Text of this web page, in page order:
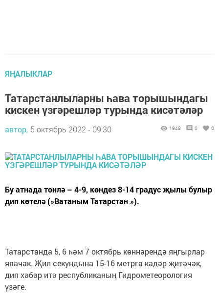
ЯҢАЛЫКЛАР
Татарстанлыларны һава торышындагы
кискен үзгәрешләр турында кисәтәләр
автор, 5 октябрь 2022 - 09:30 1948 0 0
Бу атнада төнлә – 4-9, көндез 8-14 градус җылы булыр
дип көтелә (»Ватаным Татарстан »).
Татарстанда 5, 6 һәм 7 октябрь көннәрендә яңгырлар
явачак. Җил секундына 15-16 метрга кадәр җитәчәк,
дип хәбәр итә республиканың Гидрометеорология
үзәге.